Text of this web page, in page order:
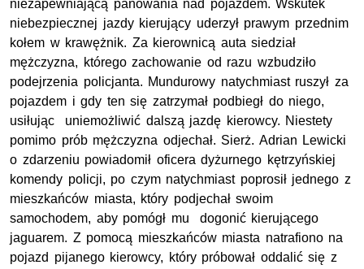
niezapewniającą panowania nad pojazdem. Wskutek
niebezpiecznej jazdy kierujący uderzył prawym przednim
kołem w krawężnik. Za kierownicą auta siedział
mężczyzna, którego zachowanie od razu wzbudziło
podejrzenia policjanta. Mundurowy natychmiast ruszył za
pojazdem i gdy ten się zatrzymał podbiegł do niego,
usiłując uniemożliwić dalszą jazdę kierowcy. Niestety
pomimo prób mężczyzna odjechał. Sierż. Adrian Lewicki
o zdarzeniu powiadomił oficera dyżurnego kętrzyńskiej
komendy policji, po czym natychmiast poprosił jednego z
mieszkańców miasta, który podjechał swoim
samochodem, aby pomógł mu dogonić kierującego
jaguarem. Z pomocą mieszkańców miasta natrafiono na
pojazd pijanego kierowcy, który próbował oddalić się z